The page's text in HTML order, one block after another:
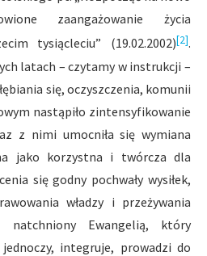
zaangażowanie życia
tysiącleciu” (19.02.2002)[2].
latach – czytamy w instrukcji –
się, oczyszczenia, komunii
nastąpiło zintensyfikowanie
z nimi umocniła się wymiana
jako korzystna i twórcza dla
się godny pochwały wysiłek,
władzy i przeżywania
natchniony Ewangelią, który
integruje, prowadzi do